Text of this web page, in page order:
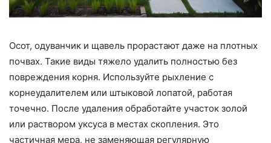
Осот, одуванчик и щавель прорастают даже на плотных
почвах. Такие виды тяжело удалить полностью без
повреждения корня. Используйте рыхление с
корнеудалителем или штыковой лопатой, работая
точечно. После удаления обработайте участок золой
или раствором уксуса в местах скопления. Это
частичная мера, не заменяющая регулярную